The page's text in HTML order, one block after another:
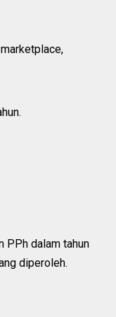
PPh dalam tahun
diperoleh.